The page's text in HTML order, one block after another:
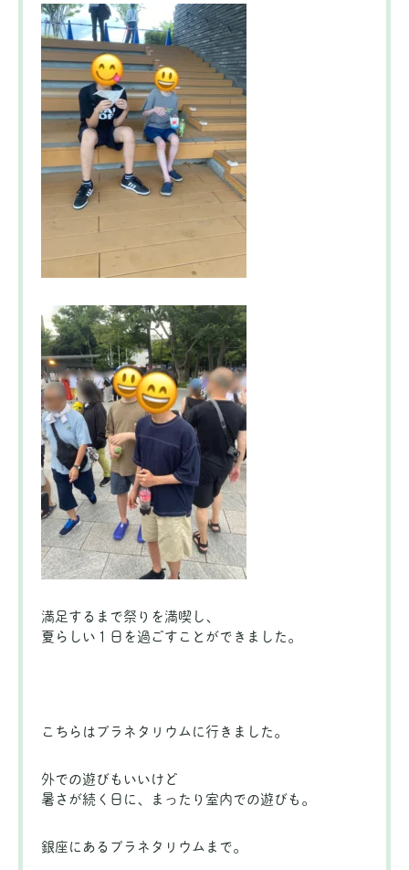
満足するまで祭りを満喫し、
夏らしい１日を過ごすことができました。
こちらはプラネタリウムに行きました。
外での遊びもいいけど
暑さが続く日に、まったり室内での遊びも。
銀座にあるプラネタリウムまで。